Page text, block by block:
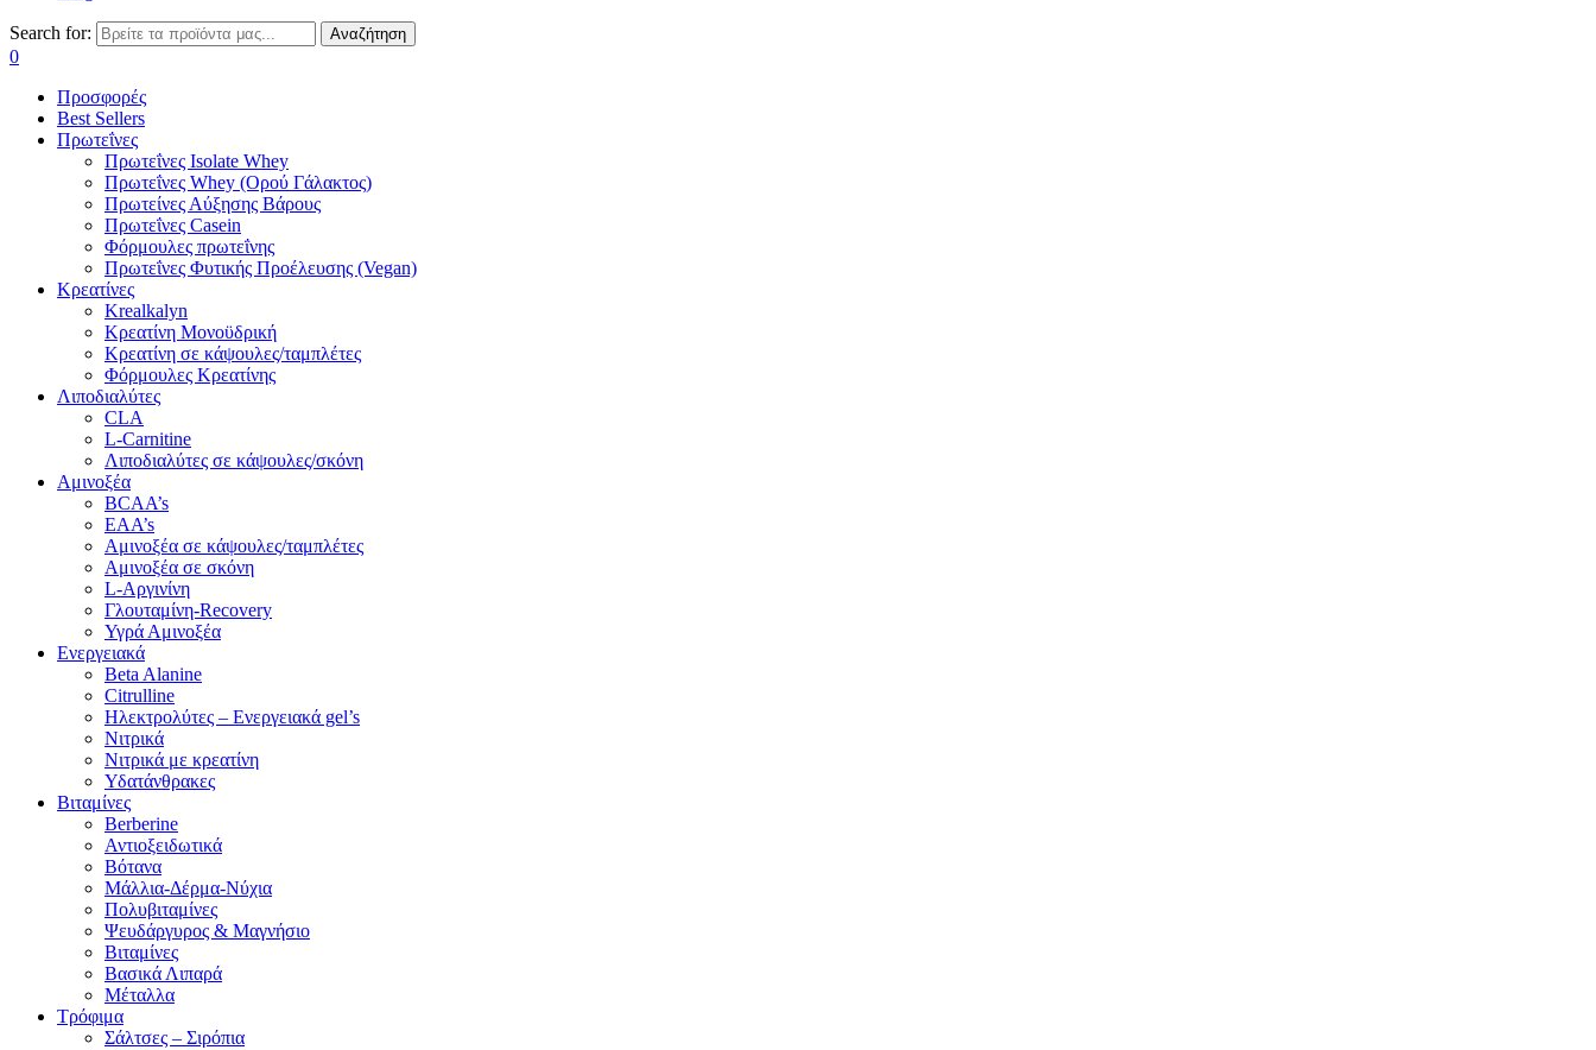
Search for: Αναζήτηση
0
Προσφορές
Best Sellers
Πρωτεΐνες
Πρωτεΐνες Isolate Whey
Πρωτεΐνες Whey (Ορού Γάλακτος)
Πρωτείνες Αύξησης Βάρους
Πρωτεΐνες Casein
Φόρμουλες πρωτεΐνης
Πρωτεΐνες Φυτικής Προέλευσης (Vegan)
Κρεατίνες
Krealkalyn
Κρεατίνη Μονοϋδρική
Κρεατίνη σε κάψουλες/ταμπλέτες
Φόρμουλες Κρεατίνης
Λιποδιαλύτες
CLA
L-Carnitine
Λιποδιαλύτες σε κάψουλες/σκόνη
Αμινοξέα
BCAA’s
EAA’s
Αμινοξέα σε κάψουλες/ταμπλέτες
Αμινοξέα σε σκόνη
L-Αργινίνη
Γλουταμίνη-Recovery
Υγρά Αμινοξέα
Ενεργειακά
Beta Alanine
Citrulline
Ηλεκτρολύτες – Ενεργειακά gel’s
Νιτρικά
Νιτρικά με κρεατίνη
Υδατάνθρακες
Βιταμίνες
Berberine
Αντιοξειδωτικά
Βότανα
Μάλλια-Δέρμα-Νύχια
Πολυβιταμίνες
Ψευδάργυρος & Μαγνήσιο
Βιταμίνες
Βασικά Λιπαρά
Μέταλλα
Τρόφιμα
Σάλτσες – Σιρόπια